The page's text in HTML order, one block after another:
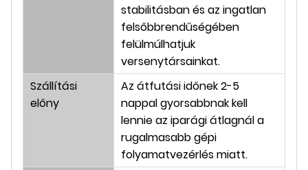
stabilitásban és az ingatlan
felsőbbrendűségében
felülmúlhatjuk
versenytársainkat.
Szállítási
előny
Az átfutási időnek 2-5
nappal gyorsabbnak kell
lennie az iparági átlagnál a
rugalmasabb gépi
folyamatvezérlés miatt.